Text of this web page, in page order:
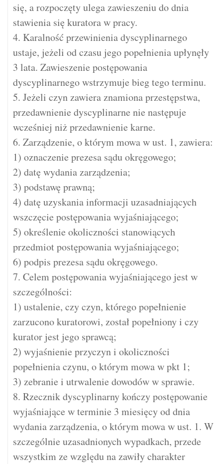
się, a rozpoczęty ulega zawieszeniu do dnia
stawienia się kuratora w pracy.
4. Karalność przewinienia dyscyplinarnego
ustaje, jeżeli od czasu jego popełnienia upłynęły
3 lata. Zawieszenie postępowania
dyscyplinarnego wstrzymuje bieg tego terminu.
5. Jeżeli czyn zawiera znamiona przestępstwa,
przedawnienie dyscyplinarne nie następuje
wcześniej niż przedawnienie karne.
6. Zarządzenie, o którym mowa w ust. 1, zawiera:
1) oznaczenie prezesa sądu okręgowego;
2) datę wydania zarządzenia;
3) podstawę prawną;
4) datę uzyskania informacji uzasadniających
wszczęcie postępowania wyjaśniającego;
5) określenie okoliczności stanowiących
przedmiot postępowania wyjaśniającego;
6) podpis prezesa sądu okręgowego.
7. Celem postępowania wyjaśniającego jest w
szczególności:
1) ustalenie, czy czyn, którego popełnienie
zarzucono kuratorowi, został popełniony i czy
kurator jest jego sprawcą;
2) wyjaśnienie przyczyn i okoliczności
popełnienia czynu, o którym mowa w pkt 1;
3) zebranie i utrwalenie dowodów w sprawie.
8. Rzecznik dyscyplinarny kończy postępowanie
wyjaśniające w terminie 3 miesięcy od dnia
wydania zarządzenia, o którym mowa w ust. 1. W
szczególnie uzasadnionych wypadkach, przede
wszystkim ze względu na zawiły charakter